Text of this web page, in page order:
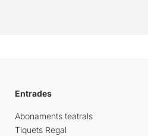
Entrades
Abonaments teatrals
Tiquets Regal